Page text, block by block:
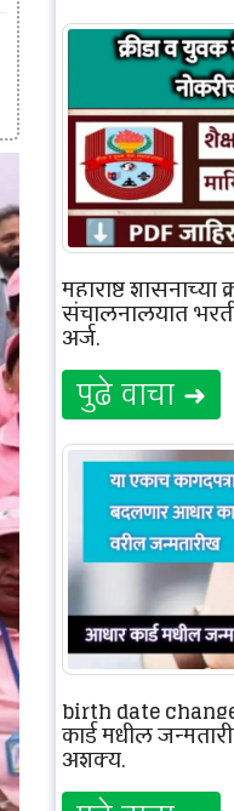
महाराष्ट्र
संचालनालयात
अर्ज.
पुढे वाचा ➜
birth date
कार्ड मधील
अशक्य.